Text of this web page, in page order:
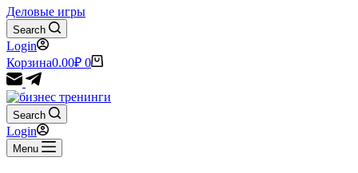
Деловые игры
Search
Login
Корзина0.00₽ 0
Search
Login
Menu